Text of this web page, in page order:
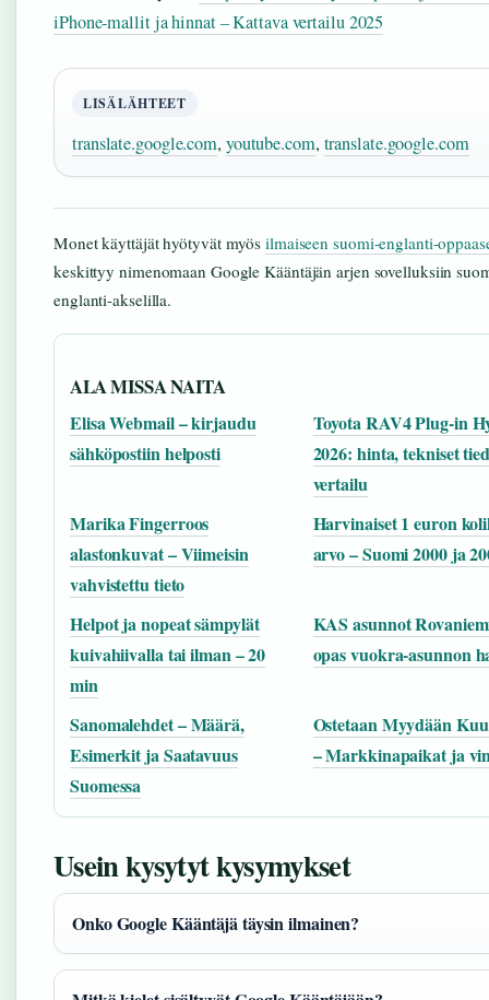
iPhone-mallit ja hinnat – Kattava vertailu 2025
LISÄLÄHTEET
translate.google.com, youtube.com, translate.google.com
Monet käyttäjät hyötyvät myös ilmaiseen suomi-englanti-
keskittyy nimenomaan Google Kääntäjän arjen sovelluksiin
englanti-akselilla.
ALA MISSA NAITA
Elisa Webmail – kirjaudu
sähköpostiin helposti
Toyota RAV4 Plug-in
2026: hinta, tekniset
vertailu
Marika Fingerroos
alastonkuvat – Viimeisin
vahvistettu tieto
Harvinaiset 1 euron
arvo – Suomi 2000 ja
Helpot ja nopeat sämpylät
kuivahiivalla tai ilman – 20
min
KAS asunnot
opas vuokra-asunnon
Sanomalehdet – Määrä,
Esimerkit ja Saatavuus
Suomessa
Ostetaan Myydään
– Markkinapaikat ja
Usein kysytyt kysymykset
Onko Google Kääntäjä täysin ilmainen?